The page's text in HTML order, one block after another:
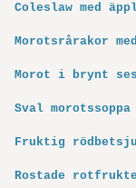
Coleslaw med
Morotsrårakor
Morot i brynt
Sval
Fruktig
Rostade